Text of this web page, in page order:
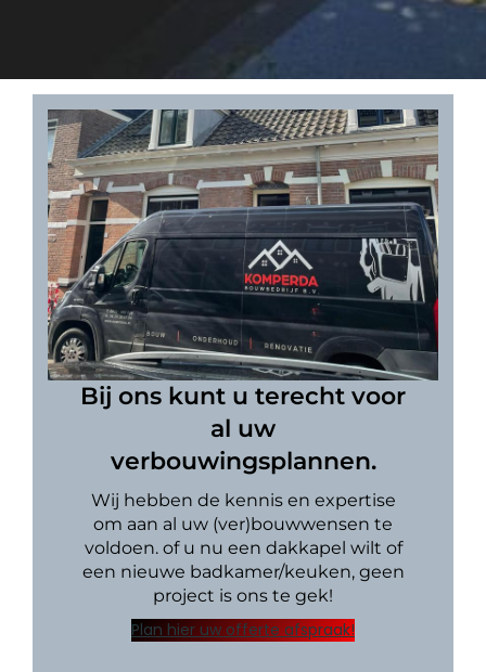
Bij ons kunt u terecht voor
al uw
verbouwingsplannen.
Wij hebben de kennis en expertise
om aan al uw (ver)bouwwensen te
voldoen. of u nu een dakkapel wilt of
een nieuwe badkamer/keuken, geen
project is ons te gek!
Plan hier uw offerte afspraak!